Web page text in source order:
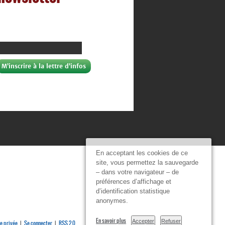
En acceptant les cookies de ce
site, vous permettez la sauvegarde
– dans votre navigateur – de
préférences d’affichage et
d’identification statistique
anonymes.
En savoir plus Accepter Refuser
privée Se connecter RSS 2.0